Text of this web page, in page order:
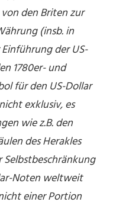
den Briten zur
(insb. in
der US-
1780er- und
für den US-Dollar
exklusiv, es
wie z.B. den
des Herakles
Noten weltweit
einer Portion